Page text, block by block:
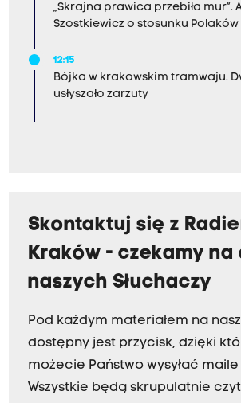
„Skrajna prawica przebiła mur”.
Szostkiewicz o stosunku
12:15
Bójka w krakowskim tramwaju.
usłyszało zarzuty
Skontaktuj się z
Kraków - czekamy na
naszych Słuchaczy
Pod każdym materiałem na
dostępny jest przycisk, dzięki
możecie Państwo wysyłać
Wszystkie będą skrupulatnie